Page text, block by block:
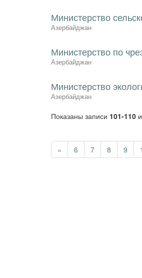
Министерство
Азербайджан
Министерство по
Азербайджан
Министерство
Азербайджан
Показаны записи 101-110
« 6 7 8 9